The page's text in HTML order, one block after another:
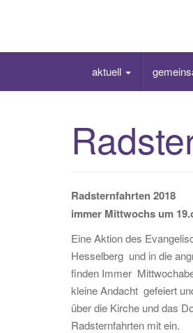
aktuell
Radsternfahrten 2018
immer Mittwochs um
Eine Aktion des
Hesselberg und in die
finden Immer
kleine Andacht gefeiert
über die Kirche und das
Radsternfahrten mit ein.